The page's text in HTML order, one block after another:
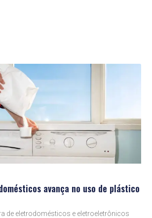
avança no uso de plástico
de eletrodomésticos e eletroeletrônicos